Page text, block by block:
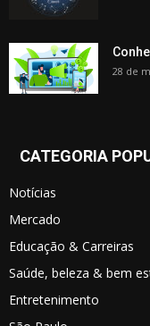
28 de
CATEGORIA
Notícias
Mercado
Educação & Carreiras
Saúde, beleza & bem
Entretenimento